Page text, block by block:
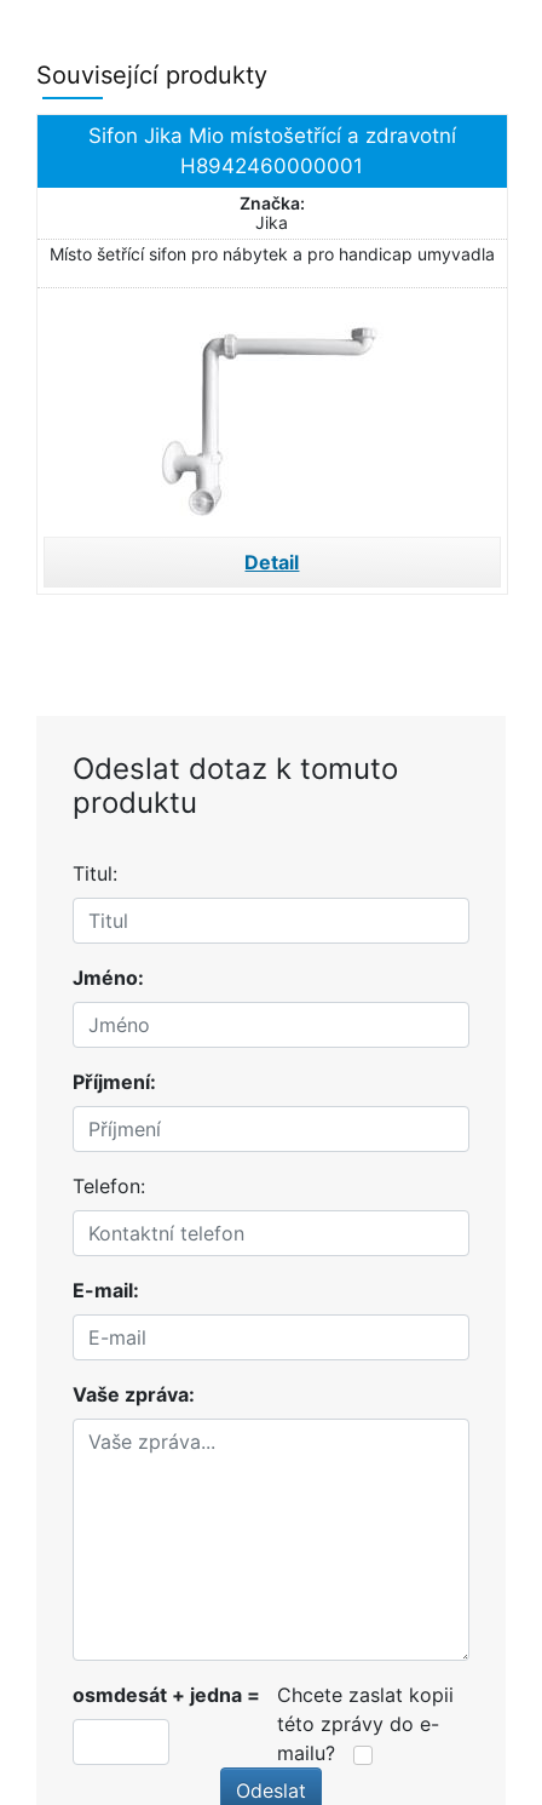
Související produkty
Sifon Jika Mio místošetřící a zdravotní
H8942460000001
Značka:
Jika
Místo šetřící sifon pro nábytek a pro handicap umyvadla
Detail
Odeslat dotaz k tomuto
produktu
Titul:
Jméno:
Příjmení:
Telefon:
E-mail:
Vaše zpráva:
osmdesát + jedna =
Chcete zaslat kopii
této zprávy do e-
mailu?
Odeslat